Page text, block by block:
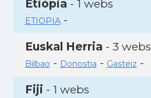
Etiòpia - 1 webs
ETIOPIA-
Euskal Herria - 3 webs
Bilbao - Donostia - Gasteiz -
Fiji - 1 webs